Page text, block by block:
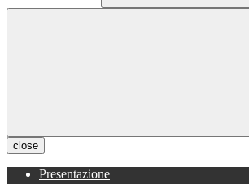
close
Presentazione